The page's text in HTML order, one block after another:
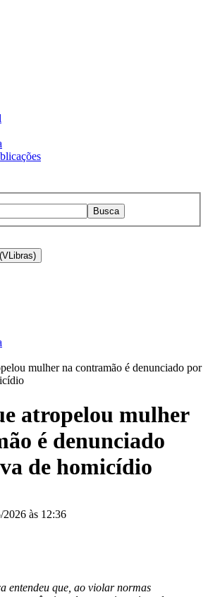
Busca
mulher na contramão é denunciado por
atropelou mulher
é denunciado
de homicídio
às 12:36
entendeu que, ao violar normas